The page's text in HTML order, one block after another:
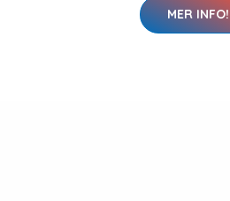
MER INFO!